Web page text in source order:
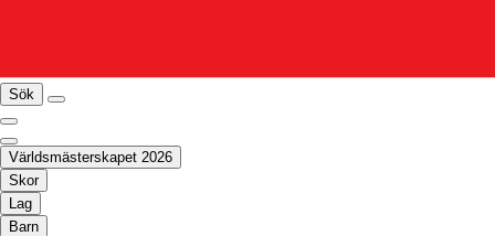
Sök
Världsmästerskapet 2026
Skor
Lag
Barn